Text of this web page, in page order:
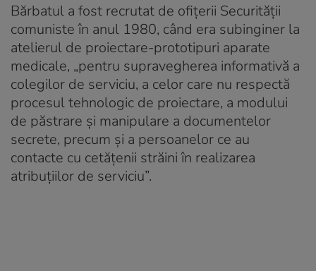
Bărbatul a fost recrutat de ofițerii Securității
comuniste în anul 1980, când era subinginer la
atelierul de proiectare-prototipuri aparate
medicale, „pentru supravegherea informativă a
colegilor de serviciu, a celor care nu respectă
procesul tehnologic de proiectare, a modului
de păstrare şi manipulare a documentelor
secrete, precum şi a persoanelor ce au
contacte cu cetăţenii străini în realizarea
atribuţiilor de serviciu”.